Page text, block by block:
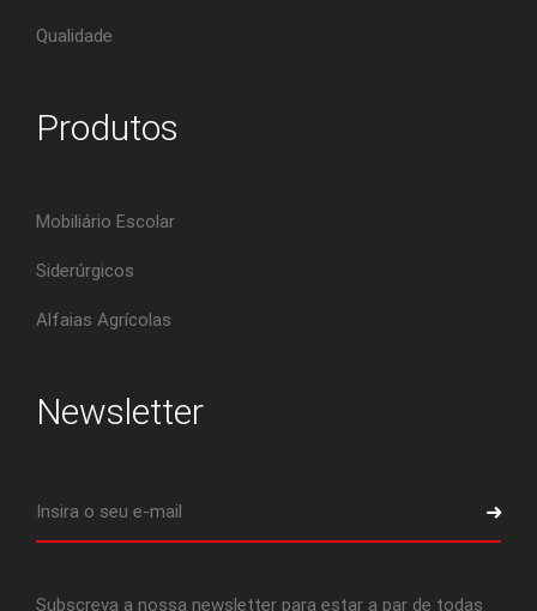
Qualidade
Produtos
Mobiliário Escolar
Siderúrgicos
Alfaias Agrícolas
Newsletter
Subscreva a nossa newsletter para estar a par de todas